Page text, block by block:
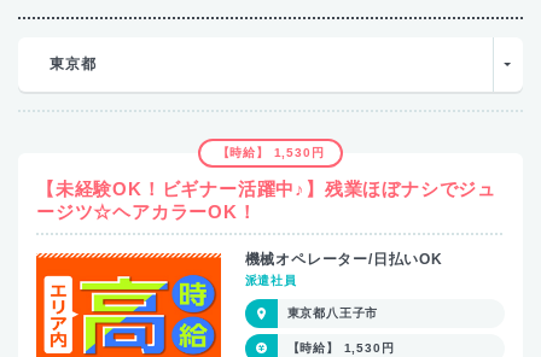
東京都
【時給】 1,530円
【未経験OK！ビギナー活躍中♪】残業ほぼナシでジュ
ージツ☆ヘアカラーOK！
機械オペレーター/日払いOK
派遣社員
東京都八王子市
【時給】 1,530円